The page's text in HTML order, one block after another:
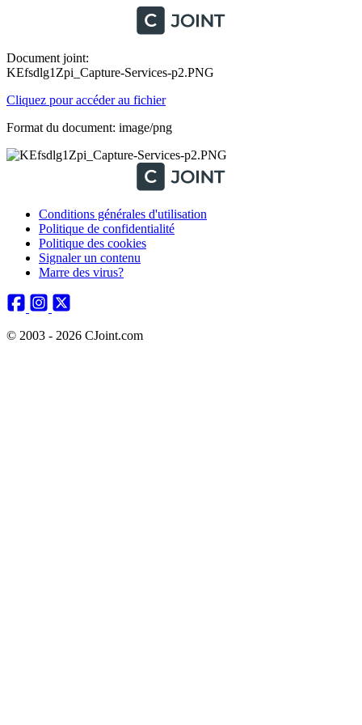
Document joint:
KEfsdlg1Zpi_Capture-Services-p2.PNG
Cliquez pour accéder au fichier
Format du document: image/png
Conditions générales d'utilisation
Politique de confidentialité
Politique des cookies
Signaler un contenu
Marre des virus?
© 2003 - 2026 CJoint.com